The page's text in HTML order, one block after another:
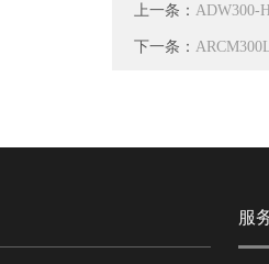
上一条： ADW300-
下一条：
服